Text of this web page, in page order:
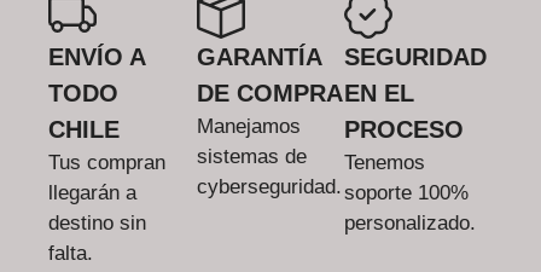
ENVÍO A
TODO
CHILE
Tus compran
llegarán a
destino sin
falta.
GARANTÍA
DE COMPRA
Manejamos
sistemas de
cyberseguridad.
SEGURIDAD
EN EL
PROCESO
Tenemos
soporte 100%
personalizado.